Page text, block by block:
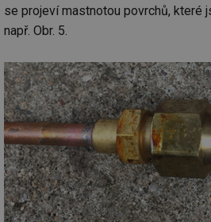
se projeví mastnotou povrchů, které
např. Obr. 5.